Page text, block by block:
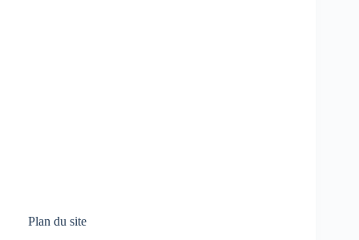
Plan du site